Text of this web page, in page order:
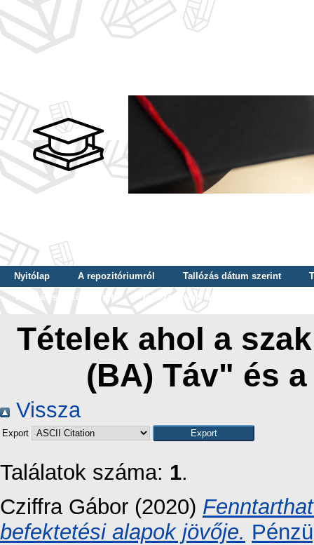
Nyitólap A repozitóriumról Tallózás dátum szerint
Tallózás szerző szerint
Tallózás nyelv szerint
Tételek ahol a
(BA) Táv" és
Vissza
Export
Találatok száma: 1.
Cziffra Gábor (2020)
befektetési alapok jövője.